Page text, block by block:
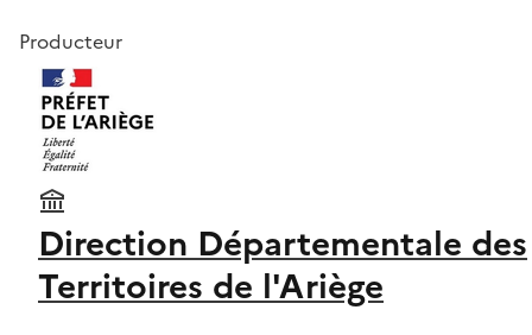
Producteur
Direction Départementale des
Territoires de l'Ariège